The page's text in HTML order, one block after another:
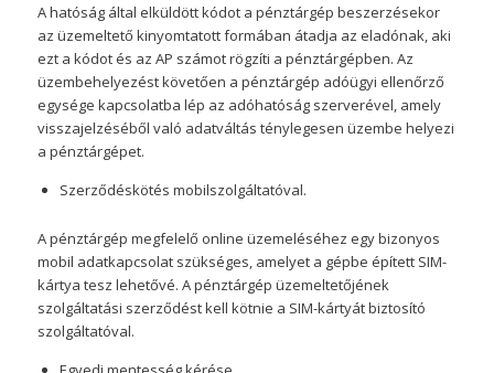
A hatóság által elküldött kódot a pénztárgép beszerzésekor
az üzemeltető kinyomtatott formában átadja az eladónak, aki
ezt a kódot és az AP számot rögzíti a pénztárgépben. Az
üzembehelyezést követően a pénztárgép adóügyi ellenőrző
egysége kapcsolatba lép az adóhatóság szerverével, amely
visszajelzéséből való adatváltás ténylegesen üzembe helyezi
a pénztárgépet.
Szerződéskötés mobilszolgáltatóval.
A pénztárgép megfelelő online üzemeléséhez egy bizonyos
mobil adatkapcsolat szükséges, amelyet a gépbe épített SIM-
kártya tesz lehetővé. A pénztárgép üzemeltetőjének
szolgáltatási szerződést kell kötnie a SIM-kártyát biztosító
szolgáltatóval.